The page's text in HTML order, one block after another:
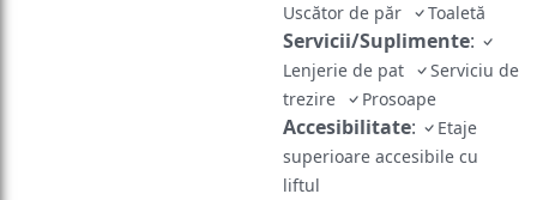
Uscător de păr
Toaletă
Servicii/Suplimente:
Lenjerie de pat
Serviciu de
trezire
Prosoape
Accesibilitate:
Etaje
superioare accesibile cu
liftul